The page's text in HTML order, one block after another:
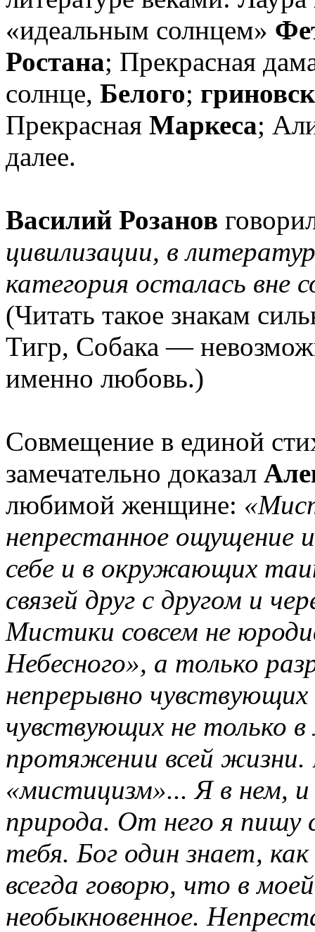
«идеальным солнцем»
Ростана; Прекрасная
солнце, Белого;
Прекрасная Маркеса;
далее.
Василий Розанов
цивилизации, в
категория осталась вне
(Читать такое знакам
Тигр, Собака —
именно любовь.)
Совмещение в единой
замечательно доказал
любимой женщине:
непрестанное ощущение
себе и в окружающих
связей друг с другом и
Мистики совсем не
Небесного», а только
непрерывно
чувствующих не только
протяжении всей
«мистицизм»... Я в нем,
природа. От него я пишу
тебя. Бог один знает,
всегда говорю, что в
необыкновенное.